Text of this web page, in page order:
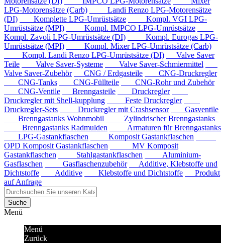
LPG-Motorensätze (Carb)
Landi Renzo LPG-Motorensätze
(DI)
Komplette LPG-Umrüstsätze
Kompl. VGI LPG-
Umrüstsätze (MPI)
Kompl. IMPCO LPG-Umrüstsätze
Kompl. Zavoli LPG-Umrüstsätze (DI)
Kompl. Eurogas LPG-
Umrüstsätze (MPI)
Kompl. Mixer LPG-Umrüstsätze (Carb)
Kompl. Landi Renzo LPG-Umrüstsätze (DI)
Valve Saver
Teile
Valve Saver-Systeme
Valve Saver-Schmiermittel
Valve Saver-Zubehör
CNG / Erdgasteile
CNG-Druckregler
CNG-Tanks
CNG-Füllteile
CNG-Rohr und Zubehör
CNG-Ventile
Brenngasteile
Druckregler
Druckregler mit Shell-kupplung
Feste Druckregler
Druckregler-Sets
Druckregler mit Crashsensor
Gasventile
Brenngastanks Wohnmobil
Zylindrischer Brenngastanks
Brenngastanks Radmulden
Armaturen für Brenngastanks
LPG-Gastankflaschen
Komposit Gastankflaschen
OPD Komposit Gastankflaschen
MV Komposit
Gastankflaschen
Stahlgastankflaschen
Aluminium-
Gasflaschen
Gasflaschenzubehör
Additive, Klebstoffe und
Dichtstoffe
Additive Klebstoffe und Dichtstoffe
Produkt
auf Anfrage
Suche
Menü
Menü
Zurück